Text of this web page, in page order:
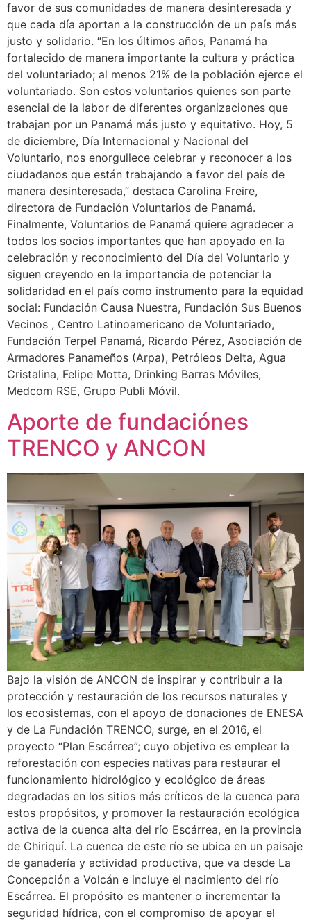
favor de sus comunidades de manera desinteresada y
que cada día aportan a la construcción de un país más
justo y solidario. “En los últimos años, Panamá ha
fortalecido de manera importante la cultura y práctica
del voluntariado; al menos 21% de la población ejerce el
voluntariado. Son estos voluntarios quienes son parte
esencial de la labor de diferentes organizaciones que
trabajan por un Panamá más justo y equitativo. Hoy, 5
de diciembre, Día Internacional y Nacional del
Voluntario, nos enorgullece celebrar y reconocer a los
ciudadanos que están trabajando a favor del país de
manera desinteresada,” destaca Carolina Freire,
directora de Fundación Voluntarios de Panamá.
Finalmente, Voluntarios de Panamá quiere agradecer a
todos los socios importantes que han apoyado en la
celebración y reconocimiento del Día del Voluntario y
siguen creyendo en la importancia de potenciar la
solidaridad en el país como instrumento para la equidad
social: Fundación Causa Nuestra, Fundación Sus Buenos
Vecinos , Centro Latinoamericano de Voluntariado,
Fundación Terpel Panamá, Ricardo Pérez, Asociación de
Armadores Panameños (Arpa), Petróleos Delta, Agua
Cristalina, Felipe Motta, Drinking Barras Móviles,
Medcom RSE, Grupo Publi Móvil.
Aporte de fundaciónes
TRENCO y ANCON
Bajo la visión de ANCON de inspirar y contribuir a la
protección y restauración de los recursos naturales y
los ecosistemas, con el apoyo de donaciones de ENESA
y de La Fundación TRENCO, surge, en el 2016, el
proyecto “Plan Escárrea”; cuyo objetivo es emplear la
reforestación con especies nativas para restaurar el
funcionamiento hidrológico y ecológico de áreas
degradadas en los sitios más críticos de la cuenca para
estos propósitos, y promover la restauración ecológica
activa de la cuenca alta del río Escárrea, en la provincia
de Chiriquí. La cuenca de este río se ubica en un paisaje
de ganadería y actividad productiva, que va desde La
Concepción a Volcán e incluye el nacimiento del río
Escárrea. El propósito es mantener o incrementar la
seguridad hídrica, con el compromiso de apoyar el